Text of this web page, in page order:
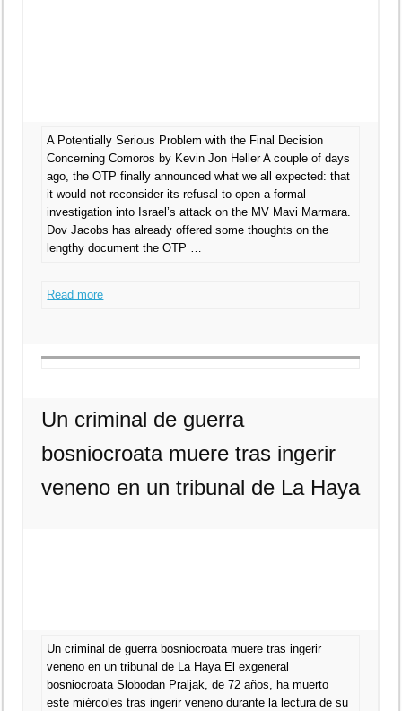
A Potentially Serious Problem with the Final Decision
Concerning Comoros by Kevin Jon Heller A couple of days
ago, the OTP finally announced what we all expected: that
it would not reconsider its refusal to open a formal
investigation into Israel’s attack on the MV Mavi Marmara.
Dov Jacobs has already offered some thoughts on the
lengthy document the OTP …
Read more
Un criminal de guerra
bosniocroata muere tras ingerir
veneno en un tribunal de La Haya
Un criminal de guerra bosniocroata muere tras ingerir
veneno en un tribunal de La Haya El exgeneral
bosniocroata Slobodan Praljak, de 72 años, ha muerto
este miércoles tras ingerir veneno durante la lectura de su